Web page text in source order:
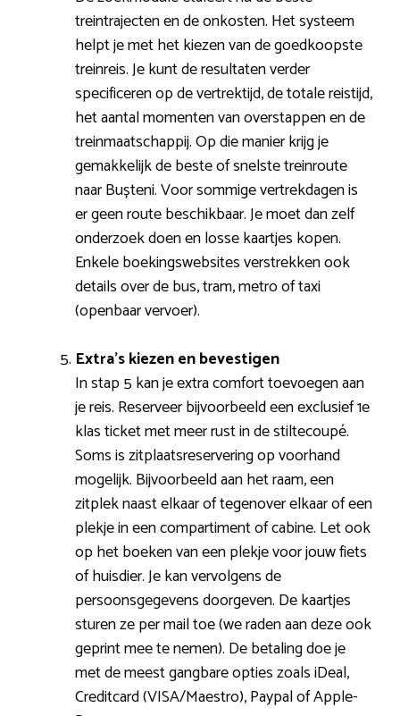
treintrajecten en de onkosten. Het systeem
helpt je met het kiezen van de goedkoopste
treinreis. Je kunt de resultaten verder
specificeren op de vertrektijd, de totale reistijd,
het aantal momenten van overstappen en de
treinmaatschappij. Op die manier krijg je
gemakkelijk de beste of snelste treinroute
naar Bușteni. Voor sommige vertrekdagen is
er geen route beschikbaar. Je moet dan zelf
onderzoek doen en losse kaartjes kopen.
Enkele boekingswebsites verstrekken ook
details over de bus, tram, metro of taxi
(openbaar vervoer).
Extra’s kiezen en bevestigen
In stap 5 kan je extra comfort toevoegen aan
je reis. Reserveer bijvoorbeeld een exclusief 1e
klas ticket met meer rust in de stiltecoupé.
Soms is zitplaatsreservering op voorhand
mogelijk. Bijvoorbeeld aan het raam, een
zitplek naast elkaar of tegenover elkaar of een
plekje in een compartiment of cabine. Let ook
op het boeken van een plekje voor jouw fiets
of huisdier. Je kan vervolgens de
persoonsgegevens doorgeven. De kaartjes
sturen ze per mail toe (we raden aan deze ook
geprint mee te nemen). De betaling doe je
met de meest gangbare opties zoals iDeal,
Creditcard (VISA/Maestro), Paypal of Apple-